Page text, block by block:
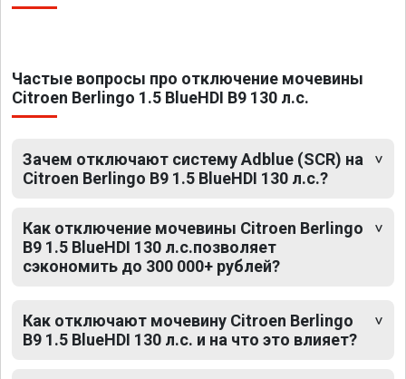
Частые вопросы про отключение мочевины
Citroen Berlingo 1.5 BlueHDI B9 130 л.с.
Зачем отключают систему Adblue (SCR) на
Citroen Berlingo B9 1.5 BlueHDI 130 л.с.?
Как отключение мочевины Citroen Berlingo
B9 1.5 BlueHDI 130 л.с.позволяет
сэкономить до 300 000+ рублей?
Как отключают мочевину Citroen Berlingo
B9 1.5 BlueHDI 130 л.с. и на что это влияет?